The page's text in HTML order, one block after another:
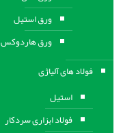
ورق استيل
ورق هاردوکس
فولاد های آلیاژی
استیل
فولاد ابزاری سردکار